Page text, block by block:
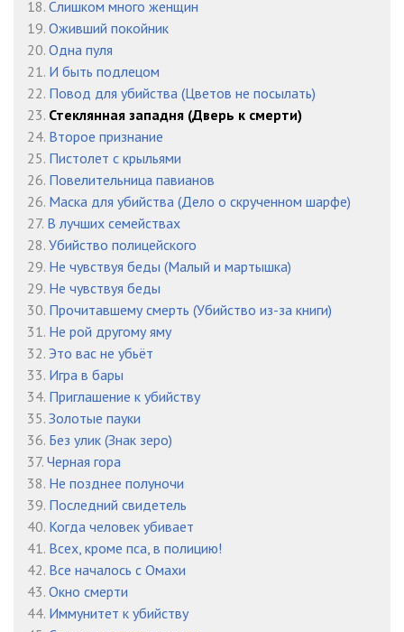
18. Слишком много женщин
19. Оживший покойник
20. Одна пуля
21. И быть подлецом
22. Повод для убийства (Цветов не посылать)
23. Стеклянная западня (Дверь к смерти)
24. Второе признание
25. Пистолет с крыльями
26. Повелительница павианов
26. Маска для убийства (Дело о скрученном шарфе)
27. В лучших семействах
28. Убийство полицейского
29. Не чувствуя беды (Малый и мартышка)
29. Не чувствуя беды
30. Прочитавшему смерть (Убийство из-за книги)
31. Не рой другому яму
32. Это вас не убьёт
33. Игра в бары
34. Приглашение к убийству
35. Золотые пауки
36. Без улик (Знак зеро)
37. Черная гора
38. Не позднее полуночи
39. Последний свидетель
40. Когда человек убивает
41. Всех, кроме пса, в полицию!
42. Все началось с Омахи
43. Окно смерти
44. Иммунитет к убийству